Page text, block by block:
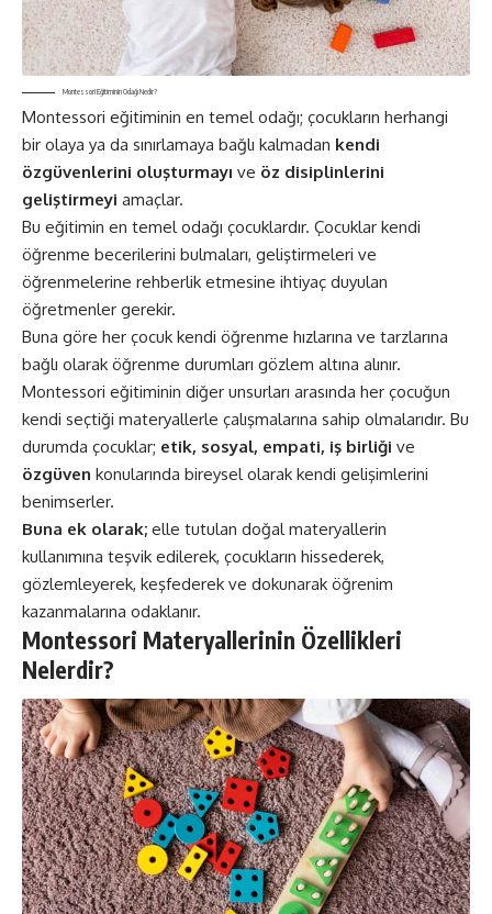
Montessori Eğitiminin Odağı Nedir?
Montessori eğitiminin en temel odağı; çocukların herhangi
bir olaya ya da sınırlamaya bağlı kalmadan kendi
özgüvenlerini oluşturmayı ve öz disiplinlerini
geliştirmeyi amaçlar.
Bu eğitimin en temel odağı çocuklardır. Çocuklar kendi
öğrenme becerilerini bulmaları, geliştirmeleri ve
öğrenmelerine rehberlik etmesine ihtiyaç duyulan
öğretmenler gerekir.
Buna göre her çocuk kendi öğrenme hızlarına ve tarzlarına
bağlı olarak öğrenme durumları gözlem altına alınır.
Montessori eğitiminin diğer unsurları arasında her çocuğun
kendi seçtiği materyallerle çalışmalarına sahip olmalarıdır. Bu
durumda çocuklar; etik, sosyal, empati, iş birliği ve
özgüven konularında bireysel olarak kendi gelişimlerini
benimserler.
Buna ek olarak; elle tutulan doğal materyallerin
kullanımına teşvik edilerek, çocukların hissederek,
gözlemleyerek, keşfederek ve dokunarak öğrenim
kazanmalarına odaklanır.
Montessori Materyallerinin Özellikleri
Nelerdir?